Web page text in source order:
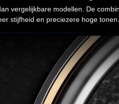
vergelijkbare modellen. De
stijfheid en preciezere hoge tonen.